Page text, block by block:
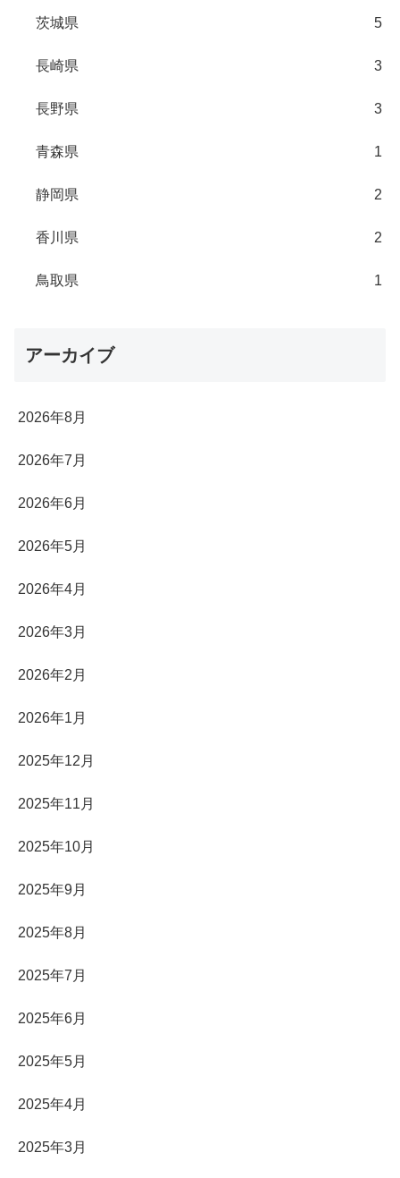
茨城県 5
長崎県 3
長野県 3
青森県 1
静岡県 2
香川県 2
鳥取県 1
アーカイブ
2026年8月
2026年7月
2026年6月
2026年5月
2026年4月
2026年3月
2026年2月
2026年1月
2025年12月
2025年11月
2025年10月
2025年9月
2025年8月
2025年7月
2025年6月
2025年5月
2025年4月
2025年3月